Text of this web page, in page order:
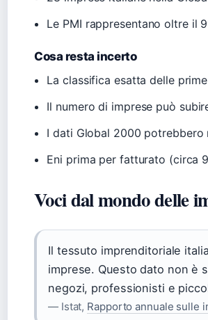
Le PMI rappresentano oltre il
Cosa resta incerto
La classifica esatta delle
Il numero di imprese può
I dati Global 2000
Eni prima per fatturato (circa
Voci dal mondo delle
Il tessuto imprenditoriale
imprese. Questo dato non è
negozi, professionisti e
— Istat, Rapporto annuale sulle